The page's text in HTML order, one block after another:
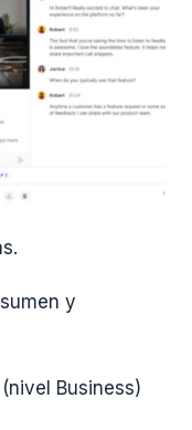
y
Business)